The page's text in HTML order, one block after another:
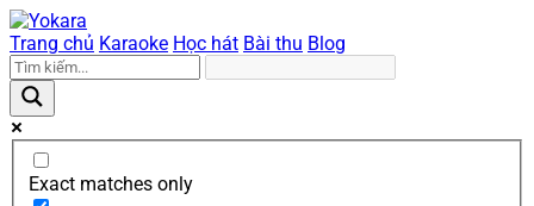
Trang chủ Karaoke Học hát Bài thu Blog
Exact matches only